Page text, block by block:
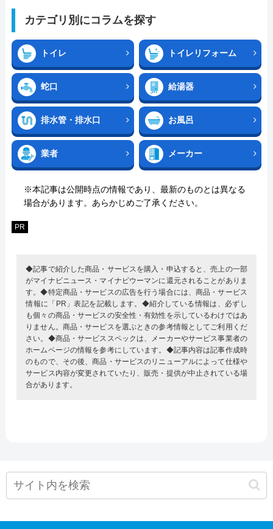
カテゴリ別にコラムを探す
トイレ トイレリフォーム
蛇口 給湯器
排水管・排水口 お風呂
業者 メーカー
※本記事は公開時点の情報であり、最新のものとは異なる
場合があります。あらかじめご了承ください。
PR
◆記事で紹介した商品・サービスを購入・申込すると、売上の一部
がマイナビニュース・マイナビウーマンに還元されることがありま
す。◆特定商品・サービスの広告を行う場合には、商品・サービス
情報に「PR」表記を記載します。◆紹介している情報は、必ずし
も個々の商品・サービスの安全性・有効性を示しているわけではあ
りません。商品・サービスを選ぶときの参考情報としてご利用くだ
さい。◆商品・サービススペックは、メーカーやサービス事業者の
ホームページの情報を参考にしています。◆記事内容は記事作成時
のもので、その後、商品・サービスのリニューアルによって仕様や
サービス内容が変更されていたり、販売・提供が中止されている場
合があります。